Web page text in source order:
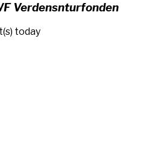
Verdensnturfonden
today